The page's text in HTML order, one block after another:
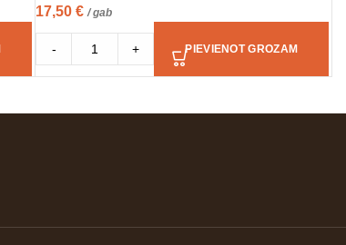
17,50€ / gab
- + PIEVIENOT GROZAM